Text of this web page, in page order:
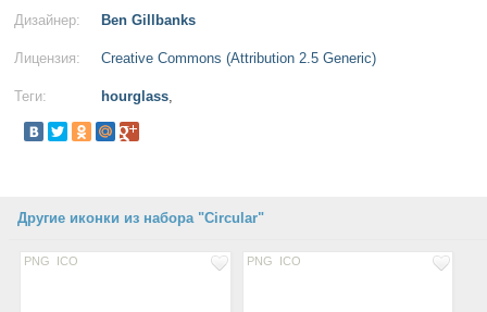
Дизайнер: Ben Gillbanks
Лицензия: Creative Commons (Attribution 2.5 Generic)
Теги: hourglass,
Другие иконки из набора "Circular"
PNG ICO PNG ICO